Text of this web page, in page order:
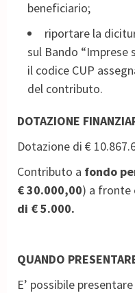
beneficiario;
riportare la
sul Bando “Imprese
il codice CUP
del contributo.
DOTAZIONE
Dotazione di €
Contributo a fondo
€ 30.000,00) a fronte
di € 5.000.
QUANDO
E’ possibile